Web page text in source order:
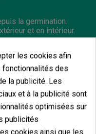
la germination.
et en intérieur.
aussi
les cookies afin
des
la publicité. Les
et à la publicité sont
optimisées sur
publicités
cookies ainsi que les